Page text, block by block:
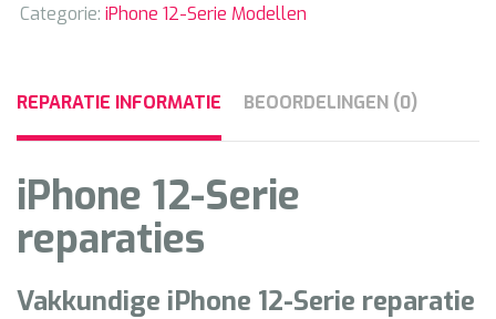
Categorie: iPhone 12-Serie Modellen
REPARATIE INFORMATIE BEOORDELINGEN (0)
iPhone 12-Serie
reparaties
Vakkundige iPhone 12-Serie reparatie